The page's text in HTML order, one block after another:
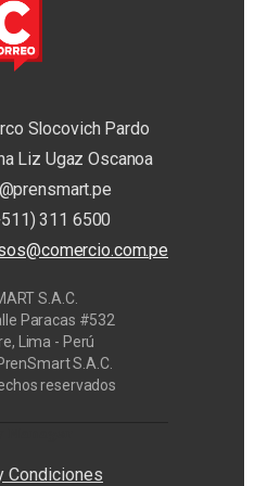
Slocovich Pardo
Liz Ugaz Oscanoa
311 6500
S.A.C.
Paracas #532
Lima - Perú
S.A.C.
reservados
Condiciones